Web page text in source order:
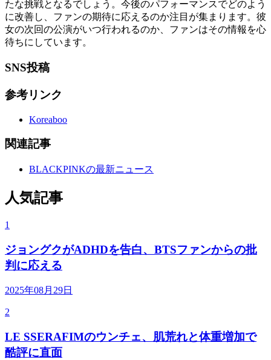
たな挑戦となるでしょう。今後のパフォーマンスでどのよう
に改善し、ファンの期待に応えるのか注目が集まります。彼
女の次回の公演がいつ行われるのか、ファンはその情報を心
待ちにしています。
SNS投稿
参考リンク
Koreaboo
関連記事
BLACKPINKの最新ニュース
人気記事
1
ジョングクがADHDを告白、BTSファンからの批
判に応える
2025年08月29日
2
LE SSERAFIMのウンチェ、肌荒れと体重増加で
酷評に直面